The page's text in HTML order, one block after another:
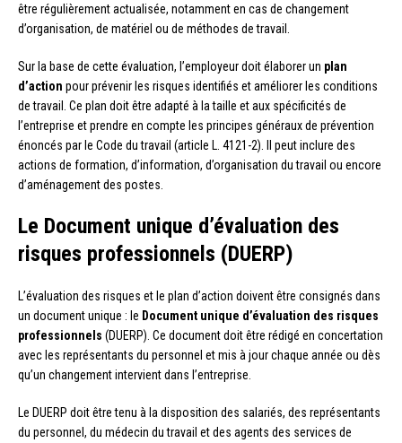
être régulièrement actualisée, notamment en cas de changement
d’organisation, de matériel ou de méthodes de travail.
Sur la base de cette évaluation, l’employeur doit élaborer un plan
d’action pour prévenir les risques identifiés et améliorer les conditions
de travail. Ce plan doit être adapté à la taille et aux spécificités de
l’entreprise et prendre en compte les principes généraux de prévention
énoncés par le Code du travail (article L. 4121-2). Il peut inclure des
actions de formation, d’information, d’organisation du travail ou encore
d’aménagement des postes.
Le Document unique d’évaluation des
risques professionnels (DUERP)
L’évaluation des risques et le plan d’action doivent être consignés dans
un document unique : le Document unique d’évaluation des risques
professionnels (DUERP). Ce document doit être rédigé en concertation
avec les représentants du personnel et mis à jour chaque année ou dès
qu’un changement intervient dans l’entreprise.
Le DUERP doit être tenu à la disposition des salariés, des représentants
du personnel, du médecin du travail et des agents des services de